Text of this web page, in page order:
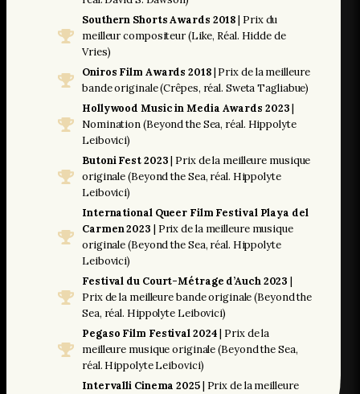
Southern Shorts Awards 2018| Prix du
meilleur compositeur (Like, Réal. Hidde de
Vries)
Oniros Film Awards 2018| Prix de la meilleure
bande originale (Crêpes, réal. Sweta Tagliabue)
Hollywood Music in Media Awards 2023|
Nomination (Beyond the Sea, réal. Hippolyte
Leibovici)
Butoni Fest 2023| Prix de la meilleure musique
originale (Beyond the Sea, réal. Hippolyte
Leibovici)
International Queer Film Festival Playa del
Carmen2023 | Prix de la meilleure musique
originale (Beyond the Sea, réal. Hippolyte
Leibovici)
Festival du Court-Métrage d’Auch 2023 |
Prix de la meilleure bande originale (Beyond the
Sea, réal. Hippolyte Leibovici)
Pegaso Film Festival 2024| Prix de la
meilleure musique originale (Beyond the Sea,
réal. Hippolyte Leibovici)
Intervalli Cinema 2025| Prix de la meilleure